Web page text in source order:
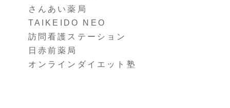
さんあい薬局
TAIKEIDO NEO
訪問看護ステーション
日赤前薬局
オンラインダイエット塾